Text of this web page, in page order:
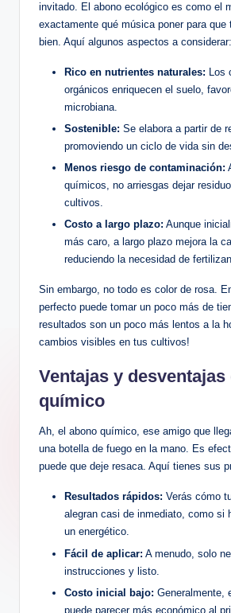
invitado. El abono ecológico es como el
exactamente qué música poner para que
bien. Aquí algunos aspectos a considerar:
Rico en nutrientes naturales: Los
orgánicos enriquecen el suelo,
microbiana.
Sostenible: Se elabora a partir de
promoviendo un ciclo de vida sin
Menos riesgo de contaminación:
químicos, no arriesgas dejar
cultivos.
Costo a largo plazo: Aunque
más caro, a largo plazo mejora la
reduciendo la necesidad de
Sin embargo, no todo es color de rosa.
perfecto puede tomar un poco más de
resultados son un poco más lentos a la
cambios visibles en tus cultivos!
Ventajas y desventajas
químico
Ah, el abono químico, ese amigo que
una botella de fuego en la mano. Es
puede que deje resaca. Aquí tienes sus
Resultados rápidos: Verás cómo
alegran casi de inmediato, como si
un energético.
Fácil de aplicar: A menudo, solo
instrucciones y listo.
Costo inicial bajo: Generalmente,
puede parecer más económico al